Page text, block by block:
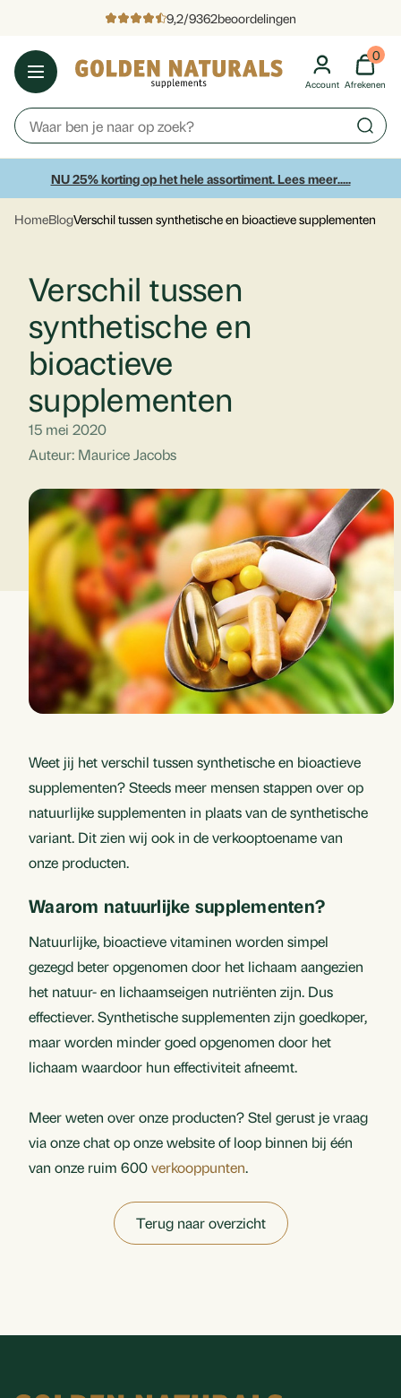
9,2/9362beoordelingen
Account
0
Afrekenen
NU 25% korting op het hele assortiment. Lees meer.....
HomeBlogVerschil tussen synthetische en bioactieve supplementen
Verschil tussen
synthetische en
bioactieve
supplementen
15 mei 2020
Auteur: Maurice Jacobs
Weet jij het verschil tussen synthetische en bioactieve
supplementen? Steeds meer mensen stappen over op
natuurlijke supplementen in plaats van de synthetische
variant. Dit zien wij ook in de verkooptoename van
onze producten.
Waarom natuurlijke supplementen?
Natuurlijke, bioactieve vitaminen worden simpel
gezegd beter opgenomen door het lichaam aangezien
het natuur- en lichaamseigen nutriënten zijn. Dus
effectiever. Synthetische supplementen zijn goedkoper,
maar worden minder goed opgenomen door het
lichaam waardoor hun effectiviteit afneemt.
Meer weten over onze producten? Stel gerust je vraag
via onze chat op onze website of loop binnen bij één
van onze ruim 600verkooppunten.
Terug naar overzicht